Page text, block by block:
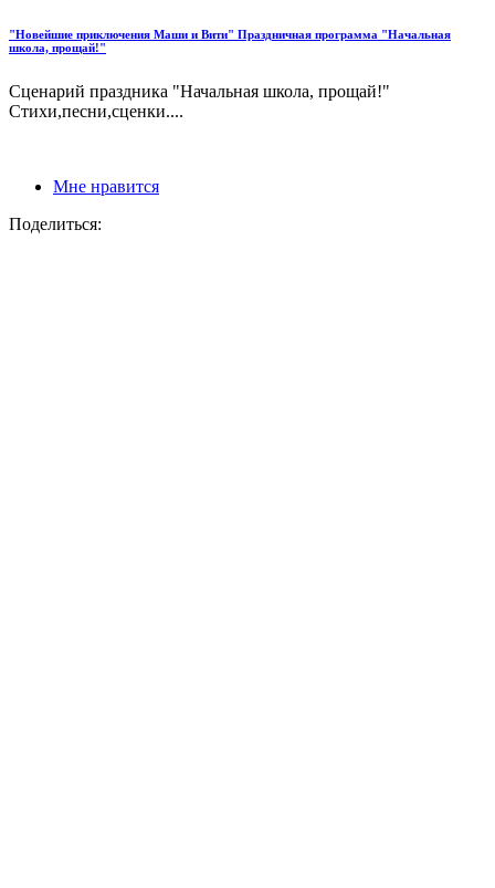
"Новейшие приключения Маши и Вити" Праздничная программа "Начальная
школа, прощай!"
Сценарий праздника "Начальная школа, прощай!"
Стихи,песни,сценки....
Мне нравится
Поделиться: